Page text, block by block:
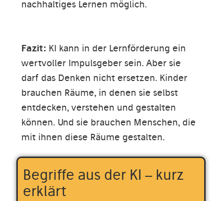
nachhaltiges Lernen möglich.
Fazit: KI kann in der Lernförderung ein
wertvoller Impulsgeber sein. Aber sie
darf das Denken nicht ersetzen. Kinder
brauchen Räume, in denen sie selbst
entdecken, verstehen und gestalten
können. Und sie brauchen Menschen, die
mit ihnen diese Räume gestalten.
Begriffe aus der KI – kurz
erklärt